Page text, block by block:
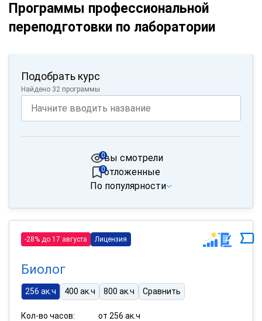
Программы профессиональной
переподготовки по лаборатории
Подобрать курс
Найдено 32 программы
вы смотрели
0
отложенные
0
По популярности
-28% до 17 августа Лицензия
Биолог
256 ак.ч 400 ак.ч 800 ак.ч Сравнить
Кол-во часов:
от 256 ак.ч